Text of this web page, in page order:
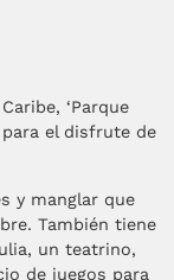
‘Parque
el disfrute de
y manglar que
También tiene
un teatrino,
de juegos para